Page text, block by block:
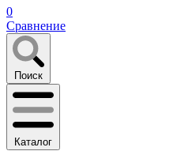
0
Сравнение
Поиск
Каталог